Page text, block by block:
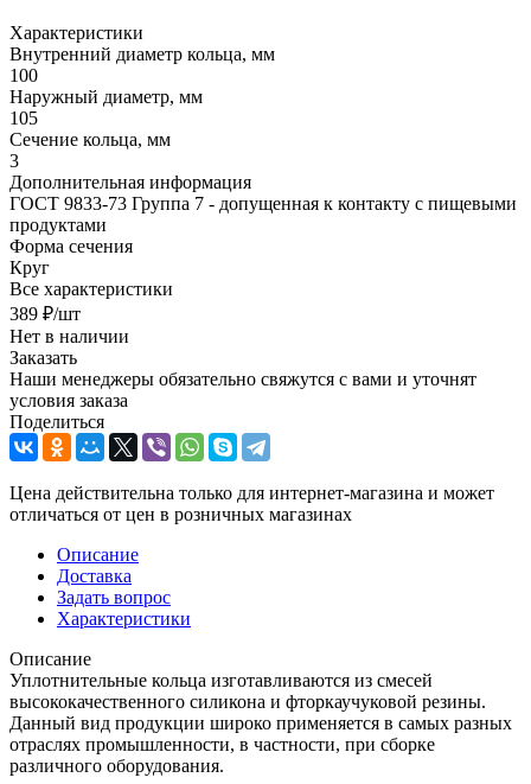
Характеристики
Внутренний диаметр кольца, мм
100
Наружный диаметр, мм
105
Сечение кольца, мм
3
Дополнительная информация
ГОСТ 9833-73 Группа 7 - допущенная к контакту с пищевыми
продуктами
Форма сечения
Круг
Все характеристики
389 ₽/шт
Нет в наличии
Заказать
Наши менеджеры обязательно свяжутся с вами и уточнят
условия заказа
Поделиться
Цена действительна только для интернет-магазина и может
отличаться от цен в розничных магазинах
Описание
Доставка
Задать вопрос
Характеристики
Описание
Уплотнительные кольца изготавливаются из смесей
высококачественного силикона и фторкаучуковой резины.
Данный вид продукции широко применяется в самых разных
отраслях промышленности, в частности, при сборке
различного оборудования.